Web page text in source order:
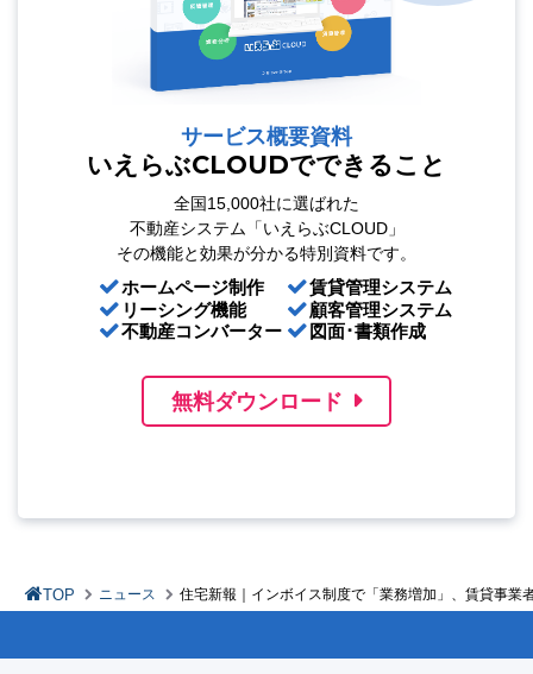
サービス概要資料
いえらぶCLOUDでできること
全国15,000社に選ばれた
不動産システム「いえらぶCLOUD」
その機能と効果が分かる特別資料です。
ホームページ制作
リーシング機能
不動産コンバーター
賃貸管理システム
顧客管理システム
図面･書類作成
無料ダウンロード
TOP ニュース 住宅新報｜インボイス制度で「業務増加」、賃貸事